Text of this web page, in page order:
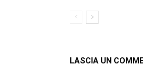
LASCIA UN